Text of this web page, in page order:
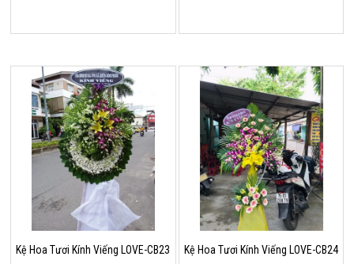
Kệ Hoa Tươi Kính Viếng LOVE-CB23 Kệ Hoa Tươi Kính Viếng LOVE-CB24